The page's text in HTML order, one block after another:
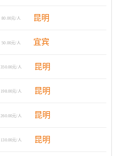
80.00元/人 昆明
50.00元/人 宜宾
350.00元/人 昆明
198.00元/人 昆明
260.00元/人 昆明
130.00元/人 昆明